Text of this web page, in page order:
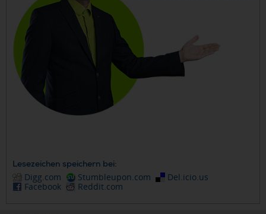
Lesezeichen speichern bei:
Digg.com Stumbleupon.com
Del.icio.us
Facebook
Reddit.com